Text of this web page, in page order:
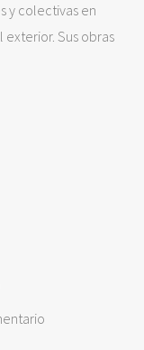
y colectivas en
exterior. Sus obras